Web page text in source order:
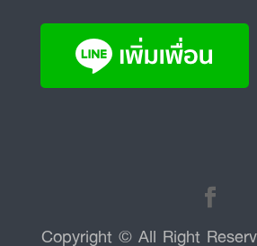
Copyright © All Right